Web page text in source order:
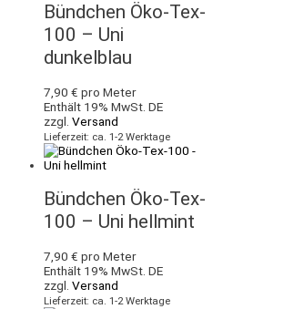
Bündchen Öko-Tex-
100 – Uni
dunkelblau
7,90 € pro Meter
Enthält 19% MwSt. DE
zzgl. Versand
Lieferzeit: ca. 1-2 Werktage
Bündchen Öko-Tex-
100 – Uni hellmint
7,90 € pro Meter
Enthält 19% MwSt. DE
zzgl. Versand
Lieferzeit: ca. 1-2 Werktage